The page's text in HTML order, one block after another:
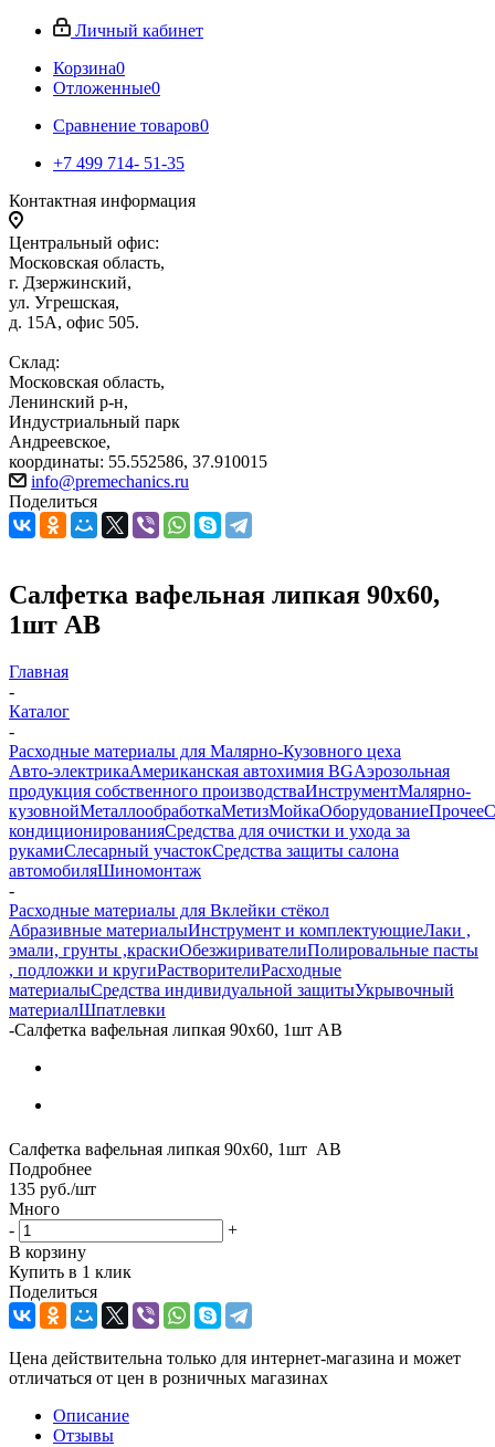
Личный кабинет
Корзина0
Отложенные0
Сравнение товаров0
+7 499 714- 51-35
Контактная информация
Центральный офис:
Московская область,
г. Дзержинский,
ул. Угрешская,
д. 15А, офис 505.
Склад:
Московская область,
Ленинский р-н,
Индустриальный парк
Андреевское,
координаты: 55.552586, 37.910015
info@premechanics.ru
Поделиться
Салфетка вафельная липкая 90х60,
1шт AB
Главная
-
Каталог
-
Расходные материалы для Малярно-Кузовного цеха
Авто-электрикаАмериканская автохимия BGАэрозольная
продукция собственного производстваИнструментМалярно-
кузовнойМеталлообработкаМетизМойкаОборудованиеПрочее
кондиционированияСредства для очистки и ухода за
рукамиСлесарный участокСредства защиты салона
автомобиляШиномонтаж
-
Расходные материалы для Вклейки стёкол
Абразивные материалыИнструмент и комплектующиеЛаки ,
эмали, грунты ,краскиОбезжиривателиПолировальные пасты
, подложки и кругиРастворителиРасходные
материалыСредства индивидуальной защитыУкрывочный
материалШпатлевки
-Салфетка вафельная липкая 90х60, 1шт AB
Салфетка вафельная липкая 90х60, 1шт AB
Подробнее
135 руб./шт
Много
-
+
В корзину
Купить в 1 клик
Поделиться
Цена действительна только для интернет-магазина и может
отличаться от цен в розничных магазинах
Описание
Отзывы